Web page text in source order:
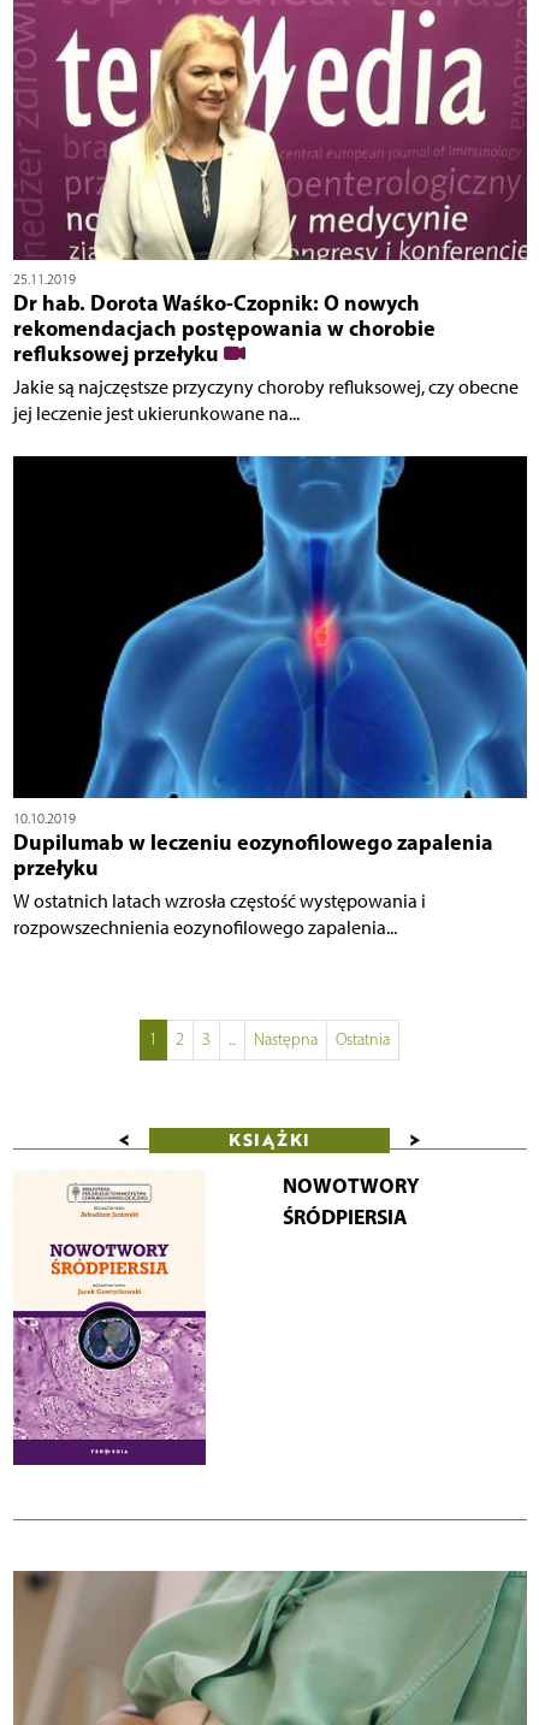
25.11.2019
Dr hab. Dorota Waśko-Czopnik: O nowych
rekomendacjach postępowania w chorobie
refluksowej przełyku
Jakie są najczęstsze przyczyny choroby refluksowej, czy obecne
jej leczenie jest ukierunkowane na...
10.10.2019
Dupilumab w leczeniu eozynofilowego zapalenia
przełyku
W ostatnich latach wzrosła częstość występowania i
rozpowszechnienia eozynofilowego zapalenia...
1 2 3 ... Następna Ostatnia
< KSIĄŻKI >
NOWOTWORY
ŚRÓDPIERSIA